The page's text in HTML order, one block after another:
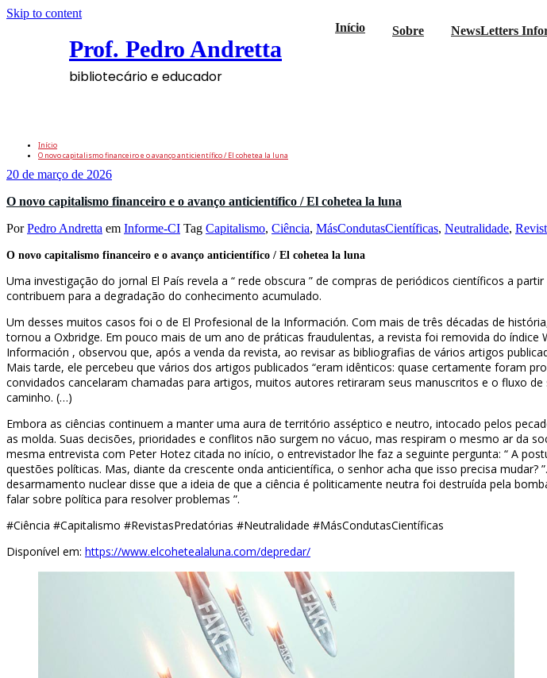
Skip to content
Prof. Pedro Andretta
bibliotecário e educador
Início Sobre NewsLetters
Início
O novo capitalismo financeiro e o avanço anticientífico / El cohetea la luna
20 de março de 2026
O novo capitalismo financeiro e o avanço anticientífico / El cohetea la luna
PorPedro Andretta em Informe-CI Tag Capitalismo, Ciência, MásCondutasCientíficas, Neutralidade,
O novo capitalismo financeiro e o avanço anticientífico / El cohetea la luna
Uma investigação do jornal El País revela a “ rede obscura ” de compras de periódicos científicos a
contribuem para a degradação do conhecimento acumulado.
Um desses muitos casos foi o de El Profesional de la Información. Com mais de três décadas de
tornou a Oxbridge. Em pouco mais de um ano de práticas fraudulentas, a revista foi removida do
Información , observou que, após a venda da revista, ao revisar as bibliografias de vários artigos
Mais tarde, ele percebeu que vários dos artigos publicados “eram idênticos: quase certamente foram
convidados cancelaram chamadas para artigos, muitos autores retiraram seus manuscritos e o fluxo
caminho. (…)
Embora as ciências continuem a manter uma aura de território asséptico e neutro, intocado pelos
as molda. Suas decisões, prioridades e conflitos não surgem no vácuo, mas respiram o mesmo ar da
mesma entrevista com Peter Hotez citada no início, o entrevistador lhe faz a seguinte pergunta: “ A
questões políticas. Mas, diante da crescente onda anticientífica, o senhor acha que isso precisa
desarmamento nuclear disse que a ideia de que a ciência é politicamente neutra foi destruída pela
falar sobre política para resolver problemas ”.
#Ciência #Capitalismo #RevistasPredatórias #Neutralidade #MásCondutasCientíficas
Disponível em: https://www.elcohetealaluna.com/depredar/